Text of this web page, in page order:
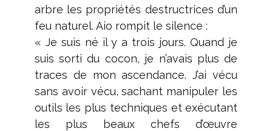
arbre les propriétés destructrices d’un
feu naturel. Aio rompit le silence :
« Je suis né il y a trois jours. Quand je
suis sorti du cocon, je n’avais plus de
traces de mon ascendance. J’ai vécu
sans avoir vécu, sachant manipuler les
outils les plus techniques et exécutant
les plus beaux chefs d’œuvre